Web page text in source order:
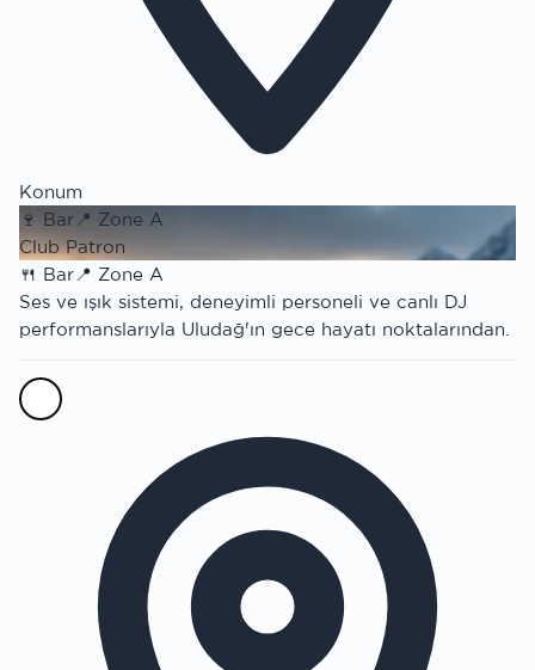
Konum
🍷 Bar 📍 Zone A
Club Patron
🍴 Bar📍 Zone A
Ses ve ışık sistemi, deneyimli personeli ve canlı DJ
performanslarıyla Uludağ'ın gece hayatı noktalarından.